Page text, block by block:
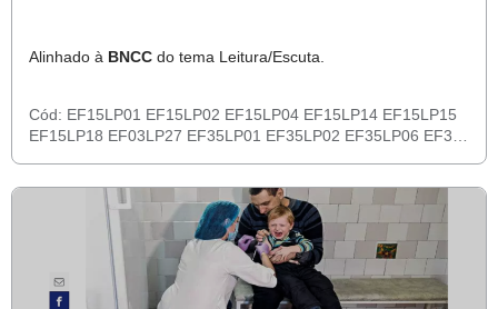
Alinhado à BNCC do tema Leitura/Escuta.
Cód: EF15LP01 EF15LP02 EF15LP04 EF15LP14 EF15LP15
EF15LP18 EF03LP27 EF35LP01 EF35LP02 EF35LP06 EF35